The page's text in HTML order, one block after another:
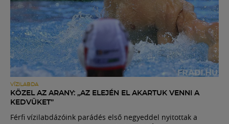
VÍZILABDA
KÖZEL AZ ARANY: „AZ ELEJÉN EL AKARTUK VENNI A
KEDVÜKET”
Férfi vízilabdázóink parádés első negyeddel nyitottak a